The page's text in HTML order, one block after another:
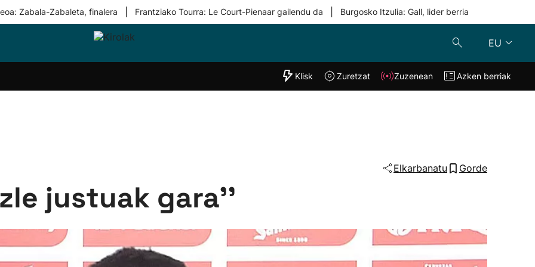
Zabala-Zabaleta, finalera Frantziako Tourra: Le Court-Pienaar gailendu da Burgosko Itzulia: Gall, lider berria
EU
Taldeak
"Helmuga"
Klisk Zuzenean
Klisk Zuretzat Zuzenean Azken berriak
Elkarbanatu Gorde
justuak gara''